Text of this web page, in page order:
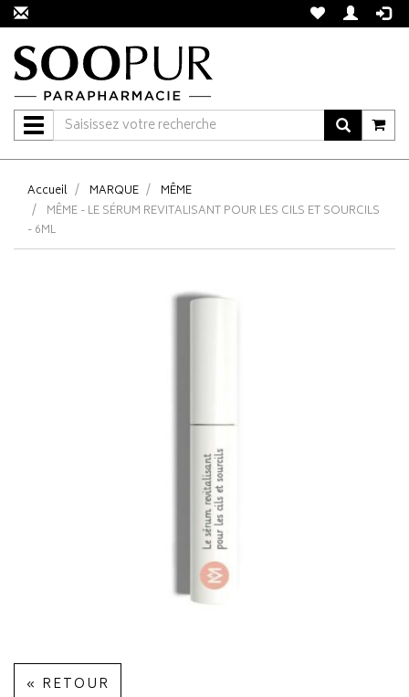
Navigation
Accueil MARQUE
MÊME
MÊME - LE SÉRUM REVITALISANT POUR LES CILS ET SOURCILS
- 6ML
« RETOUR